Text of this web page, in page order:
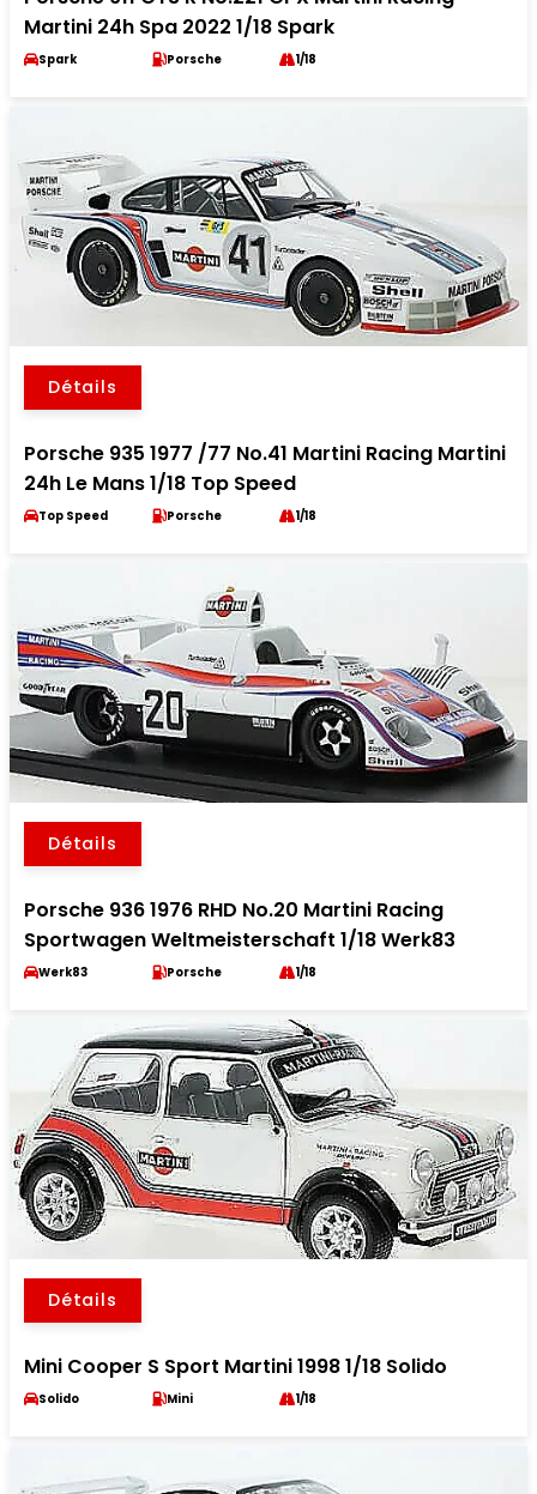
Martini 24h Spa 2022 1/18 Spark
Spark Porsche 1/18
Détails
Porsche 935 1977 /77 No.41 Martini Racing Martini
24h Le Mans 1/18 Top Speed
Top Speed Porsche 1/18
Détails
Porsche 936 1976 RHD No.20 Martini Racing
Sportwagen Weltmeisterschaft 1/18 Werk83
Werk83 Porsche 1/18
Détails
Mini Cooper S Sport Martini 1998 1/18 Solido
Solido Mini 1/18